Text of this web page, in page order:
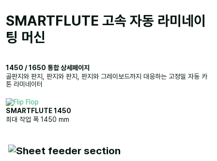
SMARTFLUTE 고속 자동 라미네이
팅 머신
1450 / 1650 통합 상세페이지
골판지와 판지, 판지와 판지, 판지와 그레이보드까지 대응하는 고정밀 자동 카
톤 라미네이터
SMARTFLUTE 1450
최대 작업 폭 1450 mm